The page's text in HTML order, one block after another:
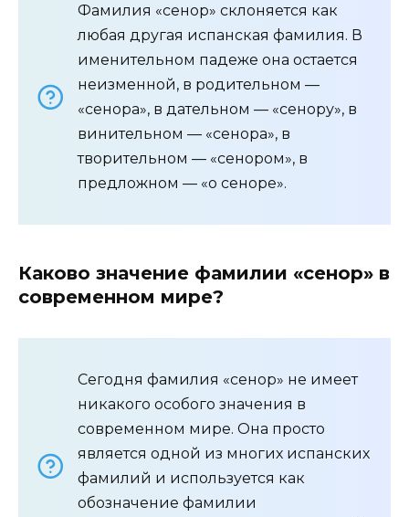
Фамилия «сенор» склоняется как
любая другая испанская фамилия. В
именительном падеже она остается
неизменной, в родительном —
«сенора», в дательном — «сенору», в
винительном — «сенора», в
творительном — «сенором», в
предложном — «о сеноре».
Каково значение фамилии «сенор» в
современном мире?
Сегодня фамилия «сенор» не имеет
никакого особого значения в
современном мире. Она просто
является одной из многих испанских
фамилий и используется как
обозначение фамилии